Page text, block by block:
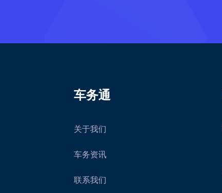
车务通
关于我们
车务资讯
联系我们